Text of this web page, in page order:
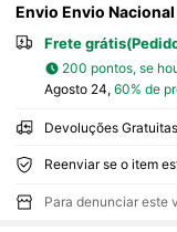
Envio Envio Nacional
Frete
200 pontos, se
Agosto 24, 60% de
Devoluções Gratuitas
Para denunciar este